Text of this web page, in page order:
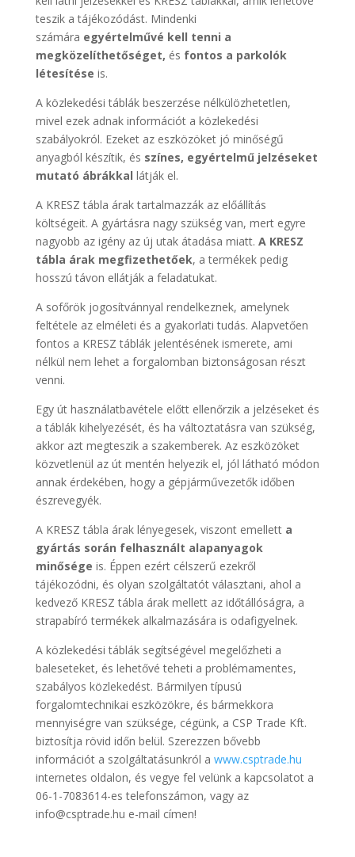
teszik a tájékozódást. Mindenki
számára egyértelművé kell tenni a
megközelíthetőséget, és fontos a parkolók
létesítése is.
A közlekedési táblák beszerzése nélkülözhetetlen,
mivel ezek adnak információt a közlekedési
szabályokról. Ezeket az eszközöket jó minőségű
anyagból készítik, és színes, egyértelmű jelzéseket
mutató ábrákkal látják el.
A KRESZ tábla árak tartalmazzák az előállítás
költségeit. A gyártásra nagy szükség van, mert egyre
nagyobb az igény az új utak átadása miatt. A KRESZ
tábla árak megfizethetőek, a termékek pedig
hosszú távon ellátják a feladatukat.
A sofőrök jogosítvánnyal rendelkeznek, amelynek
feltétele az elméleti és a gyakorlati tudás. Alapvetően
fontos a KRESZ táblák jelentésének ismerete, ami
nélkül nem lehet a forgalomban biztonságosan részt
venni.
Egy út használatbavétele előtt ellenőrzik a jelzéseket és
a táblák kihelyezését, és ha változtatásra van szükség,
akkor azt megteszik a szakemberek. Az eszközöket
közvetlenül az út mentén helyezik el, jól látható módon
annak érdekében, hogy a gépjárművezetők időben
észrevegyék.
A KRESZ tábla árak lényegesek, viszont emellett a
gyártás során felhasznált alapanyagok
minősége is. Éppen ezért célszerű ezekről
tájékozódni, és olyan szolgáltatót választani, ahol a
kedvező KRESZ tábla árak mellett az időtállóságra, a
strapabíró termékek alkalmazására is odafigyelnek.
A közlekedési táblák segítségével megelőzheti a
baleseteket, és lehetővé teheti a problémamentes,
szabályos közlekedést. Bármilyen típusú
forgalomtechnikai eszközökre, és bármekkora
mennyiségre van szüksége, cégünk, a CSP Trade Kft.
biztosítja rövid időn belül. Szerezzen bővebb
információt a szolgáltatásunkról a www.csptrade.hu
internetes oldalon, és vegye fel velünk a kapcsolatot a
06-1-7083614-es telefonszámon, vagy az
info@csptrade.hu e-mail címen!